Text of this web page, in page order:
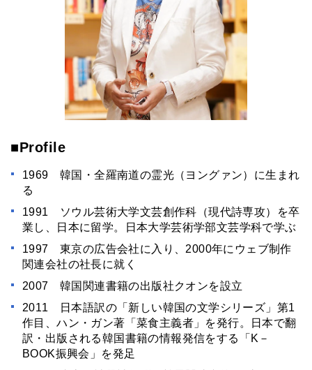
■Profile
1969 韓国・全羅南道の霊光（ヨングァン）に生まれ
る
1991 ソウル芸術大学文芸創作科（現代詩専攻）を卒
業し、日本に留学。日本大学芸術学部文芸学科で学ぶ
1997 東京の広告会社に入り、2000年にウェブ制作
関連会社の社長に就く
2007 韓国関連書籍の出版社クオンを設立
2011 日本語訳の「新しい韓国の文学シリーズ」第1
作目、ハン・ガン著「菜食主義者」を発行。日本で翻
訳・出版される韓国書籍の情報発信をする「K－
BOOK振興会」を発足